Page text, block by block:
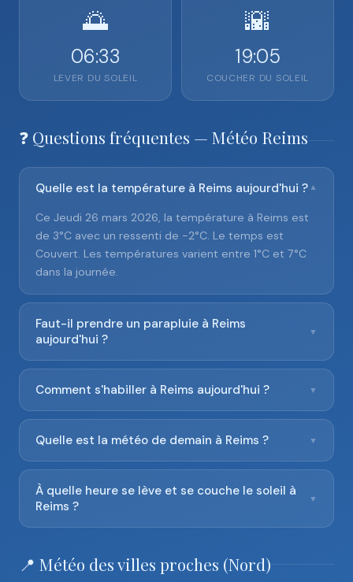
🌅
06:33
LEVER DU SOLEIL
🌇
19:05
COUCHER DU SOLEIL
❓ Questions fréquentes — Météo Reims
Quelle est la température à Reims aujourd'hui ? ▼
Ce Jeudi 26 mars 2026, la température à Reims est
de 3°C avec un ressenti de -2°C. Le temps est
Couvert. Les températures varient entre 1°C et 7°C
dans la journée.
Faut-il prendre un parapluie à Reims
aujourd'hui ?
▼
Comment s'habiller à Reims aujourd'hui ? ▼
Quelle est la météo de demain à Reims ? ▼
À quelle heure se lève et se couche le soleil à
Reims ?
▼
📍 Météo des villes proches (Nord)